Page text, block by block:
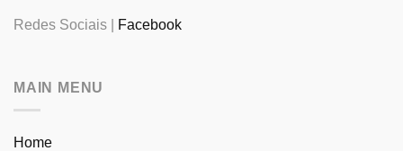
Redes Sociais | Facebook
MAIN MENU
Home